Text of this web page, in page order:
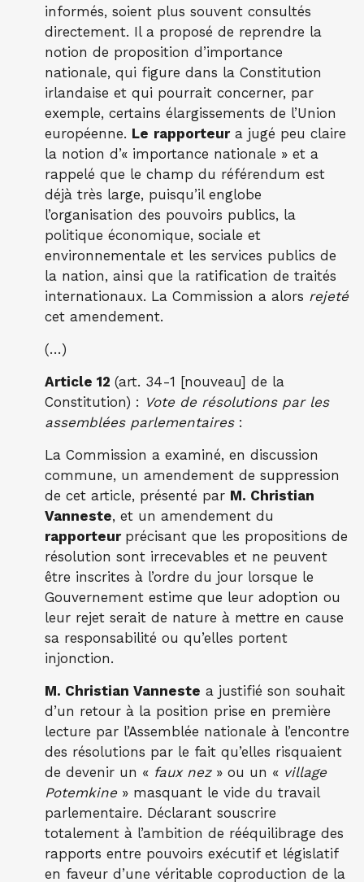
informés, soient plus souvent consultés
directement. Il a proposé de reprendre la
notion de proposition d’importance
nationale, qui figure dans la Constitution
irlandaise et qui pourrait concerner, par
exemple, certains élargissements de l’Union
européenne. Le rapporteura jugé peu claire
la notion d’« importance nationale » et a
rappelé que le champ du référendum est
déjà très large, puisqu’il englobe
l’organisation des pouvoirs publics, la
politique économique, sociale et
environnementale et les services publics de
la nation, ainsi que la ratification de traités
internationaux. La Commission a alors rejeté
cet amendement.
(…)
Article 12 (art. 34-1 [nouveau] de la
Constitution) : Vote de résolutions par les
assemblées parlementaires :
La Commission a examiné, en discussion
commune, un amendement de suppression
de cet article, présenté par M. Christian
Vanneste, et un amendement du
rapporteur précisant que les propositions de
résolution sont irrecevables et ne peuvent
être inscrites à l’ordre du jour lorsque le
Gouvernement estime que leur adoption ou
leur rejet serait de nature à mettre en cause
sa responsabilité ou qu’elles portent
injonction.
M. Christian Vanneste a justifié son souhait
d’un retour à la position prise en première
lecture par l’Assemblée nationale à l’encontre
des résolutions par le fait qu’elles risquaient
de devenir un « faux nez» ou un « village
Potemkine» masquant le vide du travail
parlementaire. Déclarant souscrire
totalement à l’ambition de rééquilibrage des
rapports entre pouvoirs exécutif et législatif
en faveur d’une véritable coproduction de la